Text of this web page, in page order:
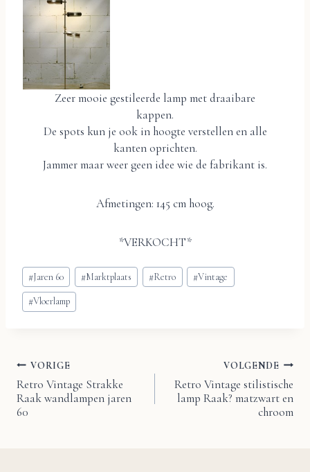
Zeer mooie gestileerde lamp met draaibare
kappen.
De spots kun je ook in hoogte verstellen en alle
kanten oprichten.
Jammer maar weer geen idee wie de fabrikant is.
Afmetingen: 145 cm hoog.
*VERKOCHT*
Bericht
tags:
#Jaren 60 #Marktplaats #Retro #Vintage
#Vloerlamp
Bericht
navigatie
VORIGE
Retro Vintage Strakke
Raak wandlampen jaren
60
VOLGENDE
Retro Vintage stilistische
lamp Raak? matzwart en
chroom